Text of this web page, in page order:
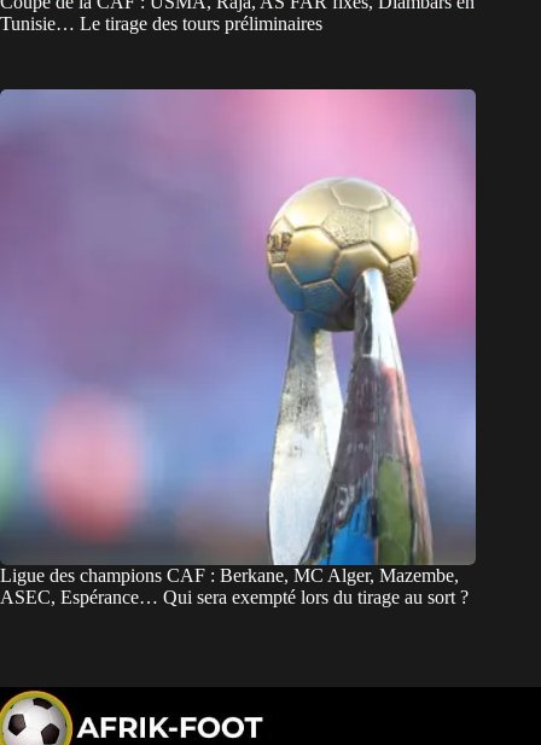
Tunisie… Le tirage des tours préliminaires
Ligue des champions CAF : Berkane, MC Alger, Mazembe,
ASEC, Espérance… Qui sera exempté lors du tirage au sort ?